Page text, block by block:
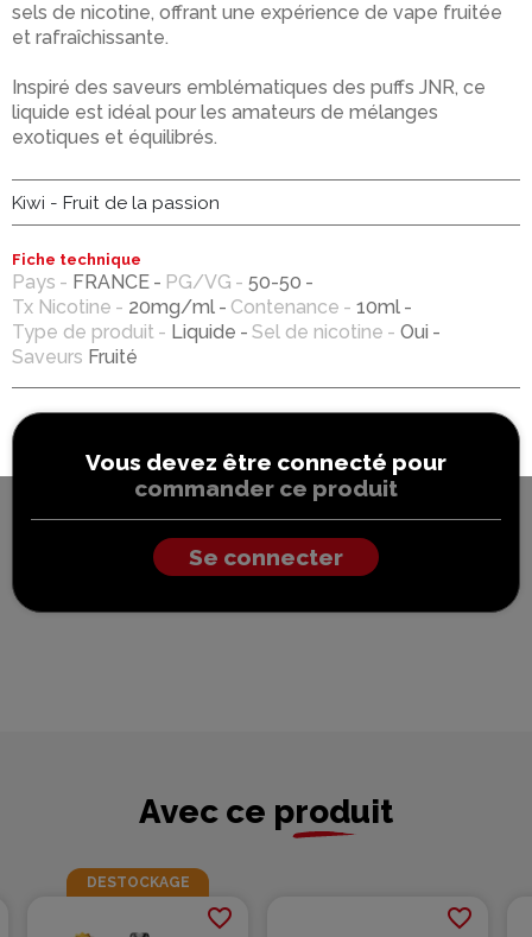
sels de nicotine, offrant une expérience de vape fruitée
et rafraîchissante.
Inspiré des saveurs emblématiques des puffs JNR, ce
liquide est idéal pour les amateurs de mélanges
exotiques et équilibrés.
Kiwi - Fruit de la passion
Fiche technique
Pays FRANCE PG/VG
50-50
Tx Nicotine
20mg/ml Contenance
10ml
Type de produit
Liquide Sel de nicotine
Oui
Saveurs Fruité
Vous devez être connecté pour
commander ce produit
Se connecter
Avec ce produit
DESTOCKAGE
favorite_border favorite_border